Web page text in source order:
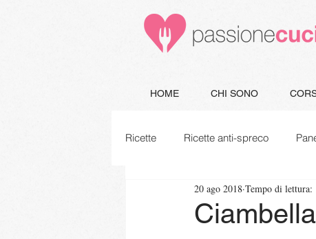
HOME CHI SONO
Ricette Ricette anti-spreco
Minestre e Zuppe Secondi
20 ago 2018 Tempo di lettura: